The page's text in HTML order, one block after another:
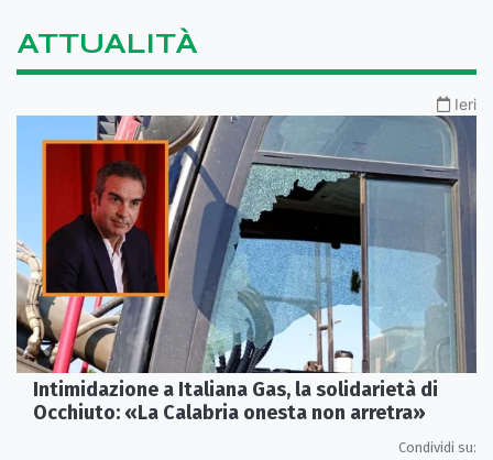
ATTUALITÀ
Ieri
Intimidazione a Italiana Gas, la solidarietà di
Occhiuto: «La Calabria onesta non arretra»
Condividi su: